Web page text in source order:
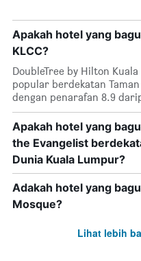
Apakah hotel yang
KLCC?
DoubleTree by Hilton
popular berdekatan
dengan penarafan 8.9
Apakah hotel yang
the Evangelist
Dunia Kuala Lumpur?
Adakah hotel yang
Mosque?
Lihat lebih